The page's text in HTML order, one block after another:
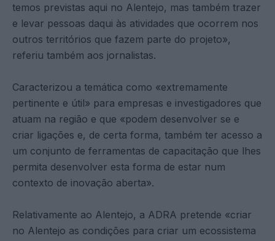
temos previstas aqui no Alentejo, mas também trazer
e levar pessoas daqui às atividades que ocorrem nos
outros territórios que fazem parte do projeto»,
referiu também aos jornalistas.
Caracterizou a temática como «extremamente
pertinente e útil» para empresas e investigadores que
atuam na região e que «podem desenvolver se e
criar ligações e, de certa forma, também ter acesso a
um conjunto de ferramentas de capacitação que lhes
permita desenvolver esta forma de estar num
contexto de inovação aberta».
Relativamente ao Alentejo, a ADRA pretende «criar
no Alentejo as condições para criar um ecossistema